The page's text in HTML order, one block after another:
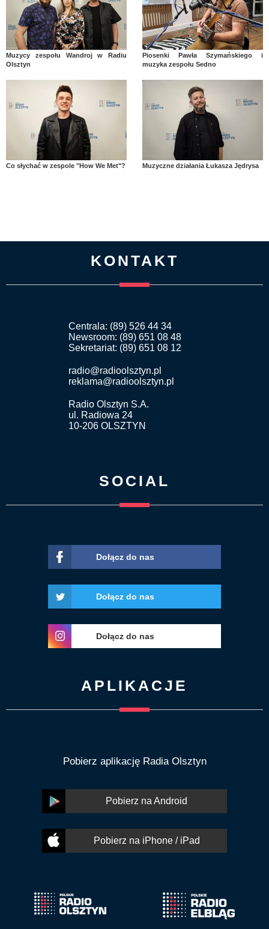
Muzycy zespołu Wandroj w Radiu
Olsztyn
Piosenki Pawła Szymańskiego i
muzyka zespołu Sedno
Co słychać w zespole "How We Met"? Muzyczne działania Łukasza Jędrysa
KONTAKT
Centrala: (89) 526 44 34
Newsroom: (89) 651 08 48
Sekretariat: (89) 651 08 12
radio@radioolsztyn.pl
reklama@radioolsztyn.pl
Radio Olsztyn S.A.
ul. Radiowa 24
10-206 OLSZTYN
SOCIAL
Dołącz do nas
Dołącz do nas
Dołącz do nas
APLIKACJE
Pobierz aplikację Radia Olsztyn
Pobierz na Android
Pobierz na iPhone / iPad